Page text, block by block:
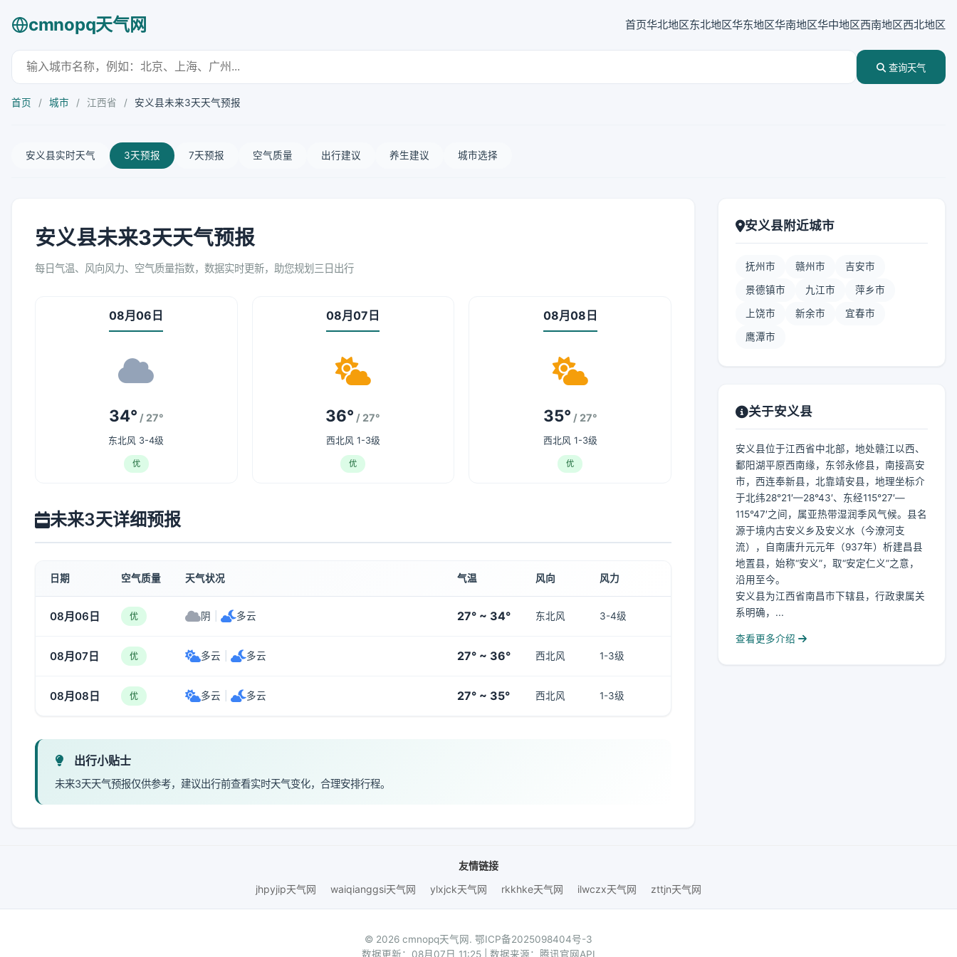
cmnopq天气网 首页华北地区东北地区华东地区华南地区华中地区西南地区西北地区
查询天气
首页 / 城市 / 江西省 / 安义县未来3天天气预报
安义县实时天气 3天预报 7天预报 空气质量 出行建议 养生建议 城市选择
安义县未来3天天气预报
每日气温、风向风力、空气质量指数，数据实时更新，助您规划三日出行
08月06日
34° / 27°
东北风 3-4级
优
08月07日
36° / 27°
西北风 1-3级
优
08月08日
35° / 27°
西北风 1-3级
优
未来3天详细预报
日期 空气质量 天气状况 气温 风向 风力
08月06日 优 阴 多云 27° ~ 34° 东北风 3-4级
08月07日 优 多云 多云 27° ~ 36° 西北风 1-3级
08月08日 优 多云 多云 27° ~ 35° 西北风 1-3级
出行小贴士
未来3天天气预报仅供参考，建议出行前查看实时天气变化，合理安排行程。
安义县附近城市
抚州市 赣州市 吉安市
景德镇市 九江市 萍乡市
上饶市 新余市 宜春市
鹰潭市
关于安义县
安义县位于江西省中北部，地处赣江以西、
鄱阳湖平原西南缘，东邻永修县，南接高安
市，西连奉新县，北靠靖安县，地理坐标介
于北纬28°21′—28°43′、东经115°27′—
115°47′之间，属亚热带湿润季风气候。县名
源于境内古安义乡及安义水（今潦河支
流），自南唐升元元年（937年）析建昌县
地置县，始称“安义”，取“安定仁义”之意，
沿用至今。
安义县为江西省南昌市下辖县，行政隶属关
系明确，...
查看更多介绍
友情链接
jhpyjip天气网
waiqianggsi天气网 ylxjck天气网 rkkhke天气网 ilwczx天气网 zttjn天气网
© 2026 cmnopq天气网. 鄂ICP备2025098404号-3
数据更新：08月07日 11:25 | 数据来源：腾讯官网API